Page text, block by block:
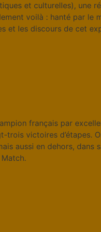
et culturelles), une
voilà : hanté par le
et les discours de cet
français par
trois victoires d’étapes.
aussi en dehors, dans